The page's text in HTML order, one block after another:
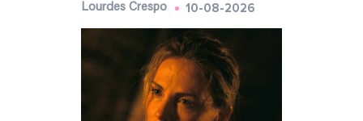
Lourdes Crespo 10-08-2026